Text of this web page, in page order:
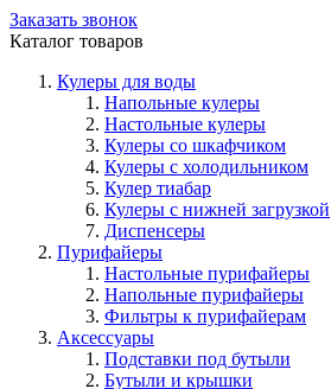
Заказать звонок
Каталог товаров
Кулеры для воды
Напольные кулеры
Настольные кулеры
Кулеры со шкафчиком
Кулеры с холодильником
Кулер тиабар
Кулеры с нижней загрузкой
Диспенсеры
Пурифайеры
Настольные пурифайеры
Напольные пурифайеры
Фильтры к пурифайерам
Аксессуары
Подставки под бутыли
Бутыли и крышки